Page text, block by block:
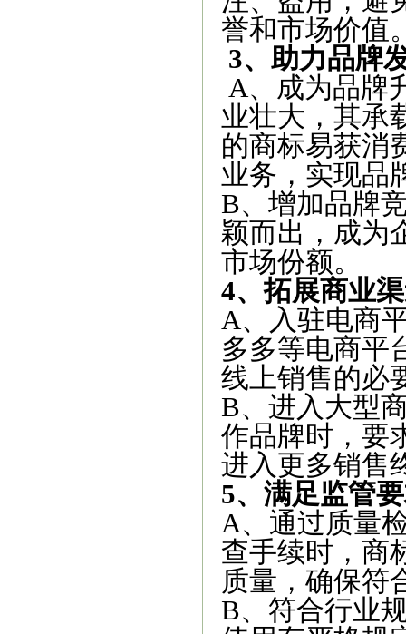
誉和市场价值
3、助力品牌
A、成为品牌
业壮大，其承
的商标易获消
业务，实现品
B、增加品牌
颖而出，成为
市场份额。
4、拓展商业
A、入驻电商
多多等电商平
线上销售的必
B、进入大型
作品牌时，要
进入更多销售
5、满足监管
A、通过质量
查手续时，商
质量，确保符
B、符合行业